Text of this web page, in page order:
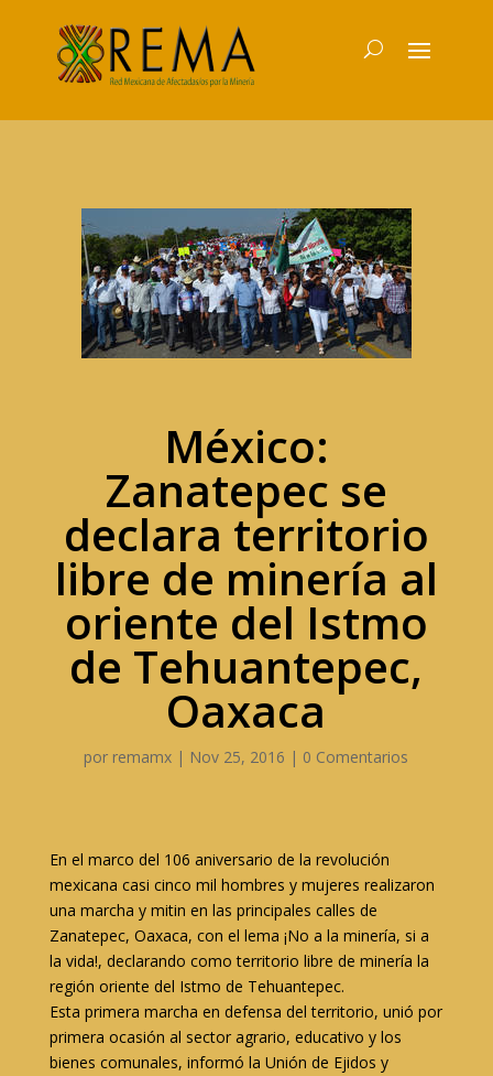
México:
Zanatepec se
declara territorio
libre de minería al
oriente del Istmo
de Tehuantepec,
Oaxaca
por remamx | Nov 25, 2016 | 0 Comentarios
En el marco del 106 aniversario de la revolución
mexicana casi cinco mil hombres y mujeres realizaron
una marcha y mitin en las principales calles de
Zanatepec, Oaxaca, con el lema ¡No a la minería, si a
la vida!, declarando como territorio libre de minería la
región oriente del Istmo de Tehuantepec.
Esta primera marcha en defensa del territorio, unió por
primera ocasión al sector agrario, educativo y los
bienes comunales, informó la Unión de Ejidos y